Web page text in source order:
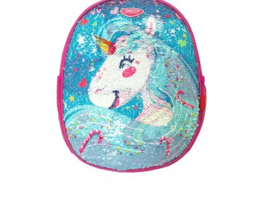
Dezvoltare Spirituala
KidConnection
New Illuminati Files
Numerologie
Parapsihologie